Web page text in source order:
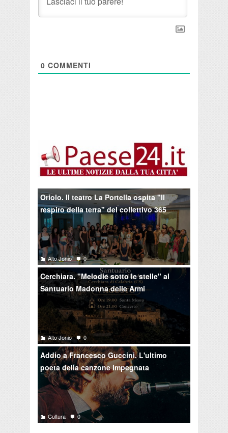
0 COMMENTI
Oriolo. Il teatro La Portella ospita "Il
respiro della terra" del collettivo 365
Alto Jonio 0
Cerchiara. "Melodie sotto le stelle" al
Santuario Madonna delle Armi
Alto Jonio 0
Addio a Francesco Guccini. L'ultimo
poeta della canzone impegnata
Cultura 0